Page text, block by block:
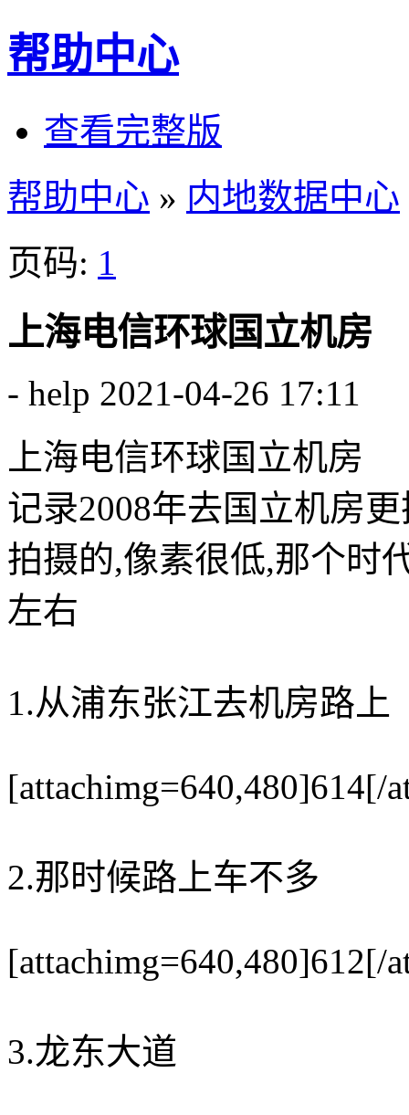
帮助中心
查看完整版
帮助中心 » 内地数据中心
页码: 1
上海电信环球国立机房
- help 2021-04-26 17:11
上海电信环球国立机房
记录2008年去国立机房
拍摄的,像素很低,那个时
左右
1.从浦东张江去机房路上
[attachimg=640,480]614[/
2.那时候路上车不多
[attachimg=640,480]612[/
3.龙东大道